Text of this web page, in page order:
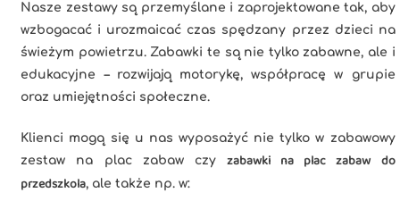
Nasze zestawy są przemyślane i zaprojektowane tak, aby
wzbogacać i urozmaicać czas spędzany przez dzieci na
świeżym powietrzu. Zabawki te są nie tylko zabawne, ale i
edukacyjne – rozwijają motorykę, współpracę w grupie
oraz umiejętności społeczne.
Klienci mogą się u nas wyposażyć nie tylko w zabawowy
zestaw na plac zabaw czyzabawki na plac zabaw do
przedszkola, ale także np. w: